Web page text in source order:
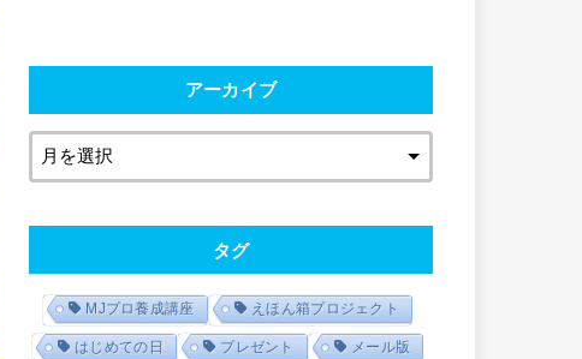
アーカイブ
タグ
MJプロ養成講座 えほん箱プロジェクト
はじめての日 プレゼント メール版